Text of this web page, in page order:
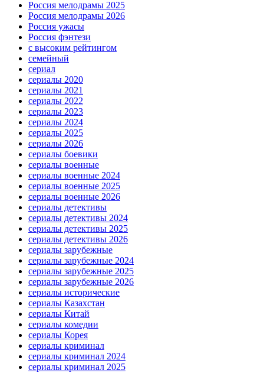
Россия мелодрамы 2025
Россия мелодрамы 2026
Россия ужасы
Россия фэнтези
с высоким рейтингом
семейный
сериал
сериалы 2020
сериалы 2021
сериалы 2022
сериалы 2023
сериалы 2024
сериалы 2025
сериалы 2026
сериалы боевики
сериалы военные
сериалы военные 2024
сериалы военные 2025
сериалы военные 2026
сериалы детективы
сериалы детективы 2024
сериалы детективы 2025
сериалы детективы 2026
сериалы зарубежные
сериалы зарубежные 2024
сериалы зарубежные 2025
сериалы зарубежные 2026
сериалы исторические
сериалы Казахстан
сериалы Китай
сериалы комедии
сериалы Корея
сериалы криминал
сериалы криминал 2024
сериалы криминал 2025